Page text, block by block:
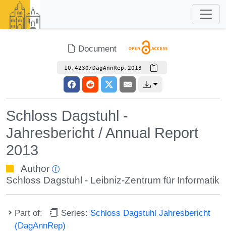
Document
10.4230/DagAnnRep.2013
Schloss Dagstuhl -
Jahresbericht / Annual Report
2013
Author
Schloss Dagstuhl - Leibniz-Zentrum für Informatik
Part of: Series: Schloss Dagstuhl Jahresbericht
(DagAnnRep)